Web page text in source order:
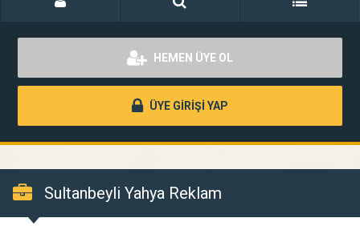
HEMEN ÜYE OL
ÜYE GİRİŞİ YAP
Sultanbeyli Yahya Reklam